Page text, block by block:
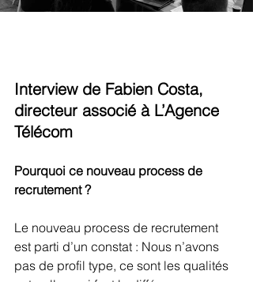
Interview de Fabien Costa,
directeur associé à L’Agence
Télécom
Pourquoi ce nouveau process de
recrutement ?
Le nouveau process de recrutement
est parti d’un constat : Nous n’avons
pas de profil type, ce sont les qualités